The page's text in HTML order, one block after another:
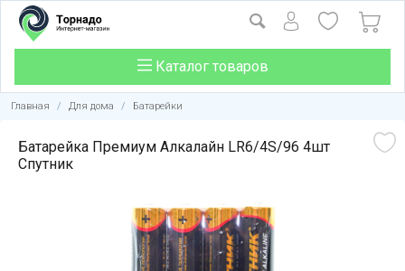
Каталог товаров
Главная / Для дома / Батарейки
Батарейка Премиум Алкалайн LR6/4S/96 4шт
Спутник